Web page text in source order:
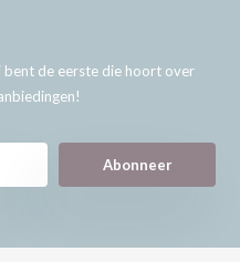
bent de eerste die hoort over
Abonneer